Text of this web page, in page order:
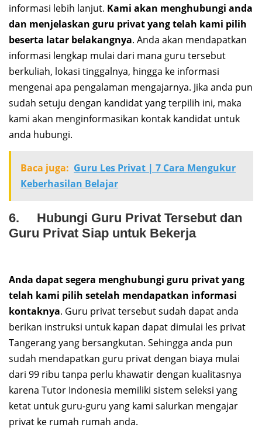
informasi lebih lanjut. Kami akan menghubungi anda
dan menjelaskan guru privat yang telah kami pilih
beserta latar belakangnya. Anda akan mendapatkan
informasi lengkap mulai dari mana guru tersebut
berkuliah, lokasi tinggalnya, hingga ke informasi
mengenai apa pengalaman mengajarnya. Jika anda pun
sudah setuju dengan kandidat yang terpilih ini, maka
kami akan menginformasikan kontak kandidat untuk
anda hubungi.
Baca juga: Guru Les Privat | 7 Cara Mengukur
Keberhasilan Belajar
6. Hubungi Guru Privat Tersebut dan
Guru Privat Siap untuk Bekerja
Anda dapat segera menghubungi guru privat yang
telah kami pilih setelah mendapatkan informasi
kontaknya. Guru privat tersebut sudah dapat anda
berikan instruksi untuk kapan dapat dimulai les privat
Tangerang yang bersangkutan. Sehingga anda pun
sudah mendapatkan guru privat dengan biaya mulai
dari 99 ribu tanpa perlu khawatir dengan kualitasnya
karena Tutor Indonesia memiliki sistem seleksi yang
ketat untuk guru-guru yang kami salurkan mengajar
privat ke rumah rumah anda.